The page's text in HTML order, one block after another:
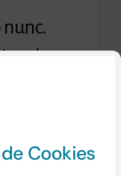
Cookies
vel ante